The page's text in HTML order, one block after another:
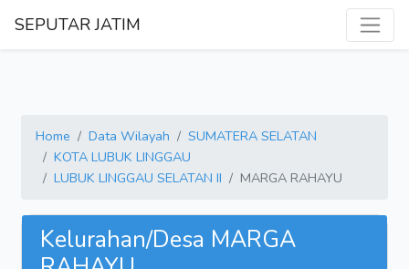
SEPUTAR JATIM
Home Data Wilayah
SUMATERA SELATAN
KOTA LUBUK LINGGAU
LUBUK LINGGAU SELATAN II
MARGA RAHAYU
Kelurahan/Desa MARGA